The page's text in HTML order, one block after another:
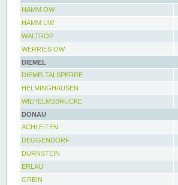
HAMM OW
HAMM UW
WALTROP
WERRIES OW
DIEMEL
DIEMELTALSPERRE
HELMINGHAUSEN
WILHELMSBRÜCKE
DONAU
ACHLEITEN
DEGGENDORF
DÜRNSTEIN
ERLAU
GREIN